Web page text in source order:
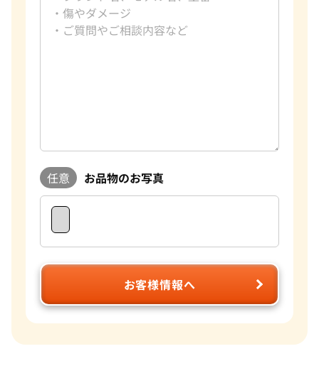
任意 お品物のお写真
お客様情報へ